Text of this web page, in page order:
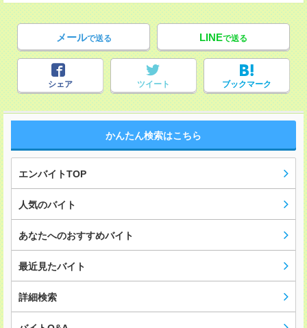
メールで送る LINEで送る
シェア ツイート ブックマーク
かんたん検索はこちら
エンバイトTOP
人気のバイト
あなたへのおすすめバイト
最近見たバイト
詳細検索